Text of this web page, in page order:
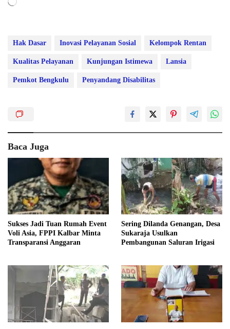
Hak Dasar Inovasi Pelayanan Sosial Kelompok Rentan
Kualitas Pelayanan Kunjungan Istimewa Lansia
Pemkot Bengkulu Penyandang Disabilitas
Baca Juga
Sukses Jadi Tuan Rumah Event
Voli Asia, FPPI Kalbar Minta
Transparansi Anggaran
Sering Dilanda Genangan, Desa
Sukaraja Usulkan
Pembangunan Saluran Irigasi